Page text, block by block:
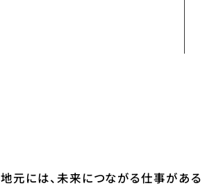
地元には、未来につながる仕事がある